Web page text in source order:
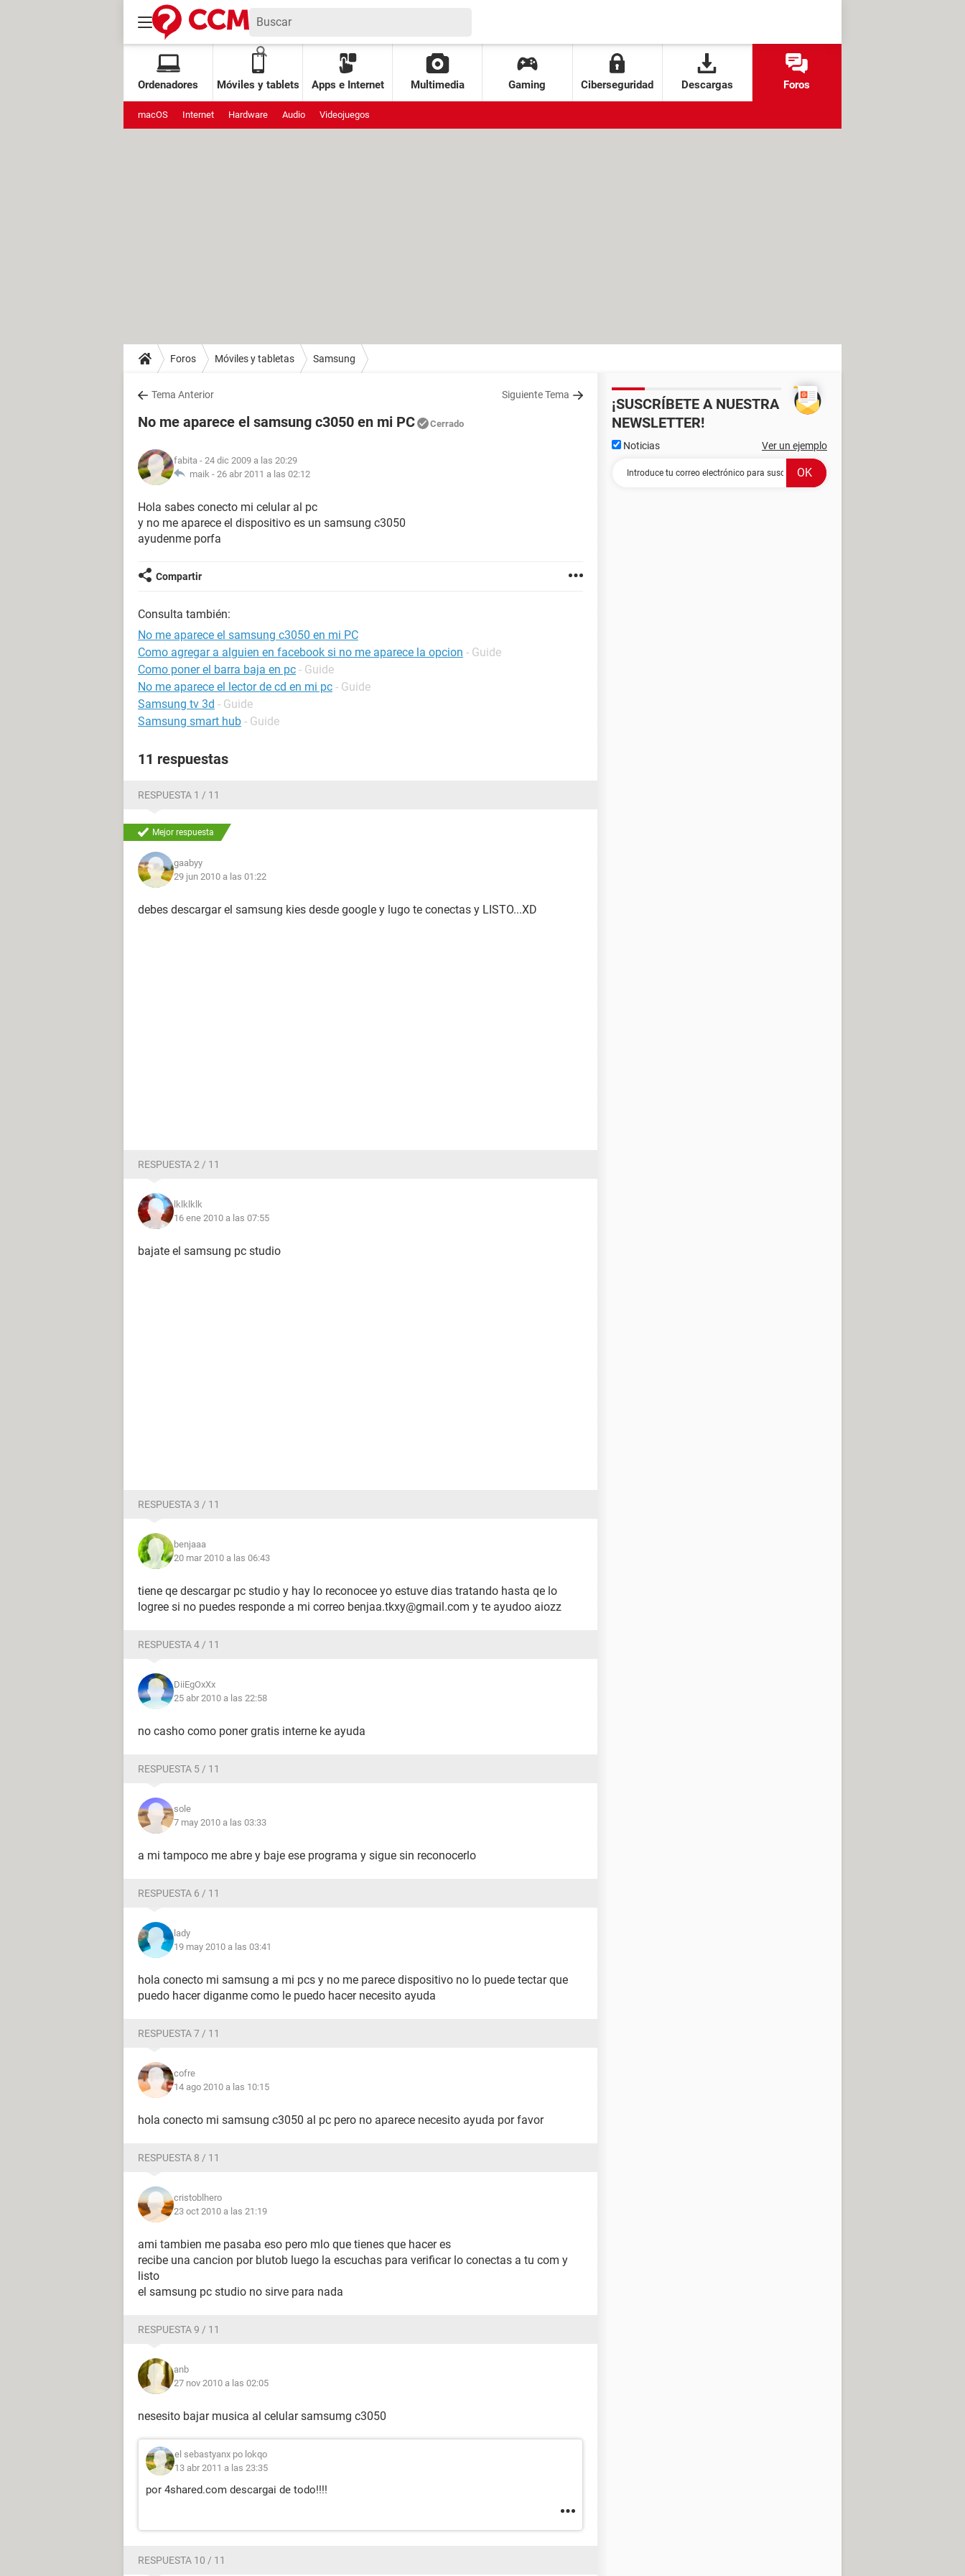
Ordenadores Móviles y tablets Apps e Internet Multimedia Gaming Ciberseguridad Descargas Foros
macOS Internet Hardware Audio Videojuegos
Foros Móviles y tabletas Samsung
Tema Anterior Siguiente Tema
No me aparece el samsung c3050 en mi PC Cerrado
fabita - 24 dic 2009 a las 20:29
maik - 26 abr 2011 a las 02:12
Hola sabes conecto mi celular al pc
y no me aparece el dispositivo es un samsung c3050
ayudenme porfa
Compartir
Consulta también:
No me aparece el samsung c3050 en mi PC
Como agregar a alguien en facebook si no me aparece la opcion - Guide
Como poner el barra baja en pc - Guide
No me aparece el lector de cd en mi pc - Guide
Samsung tv 3d - Guide
Samsung smart hub - Guide
11 respuestas
RESPUESTA 1 / 11
Mejor respuesta
gaabyy
29 jun 2010 a las 01:22
debes descargar el samsung kies desde google y lugo te conectas y LISTO...XD
RESPUESTA 2 / 11
lklklklk
16 ene 2010 a las 07:55
bajate el samsung pc studio
RESPUESTA 3 / 11
benjaaa
20 mar 2010 a las 06:43
tiene qe descargar pc studio y hay lo reconocee yo estuve dias tratando hasta qe lo
logree si no puedes responde a mi correo benjaa.tkxy@gmail.com y te ayudoo aiozz
RESPUESTA 4 / 11
DiiEgOxXx
25 abr 2010 a las 22:58
no casho como poner gratis interne ke ayuda
RESPUESTA 5 / 11
sole
7 may 2010 a las 03:33
a mi tampoco me abre y baje ese programa y sigue sin reconocerlo
RESPUESTA 6 / 11
lady
19 may 2010 a las 03:41
hola conecto mi samsung a mi pcs y no me parece dispositivo no lo puede tectar que
puedo hacer diganme como le puedo hacer necesito ayuda
RESPUESTA 7 / 11
cofre
14 ago 2010 a las 10:15
hola conecto mi samsung c3050 al pc pero no aparece necesito ayuda por favor
RESPUESTA 8 / 11
cristoblhero
23 oct 2010 a las 21:19
ami tambien me pasaba eso pero mlo que tienes que hacer es
recibe una cancion por blutob luego la escuchas para verificar lo conectas a tu com y
listo
el samsung pc studio no sirve para nada
RESPUESTA 9 / 11
anb
27 nov 2010 a las 02:05
nesesito bajar musica al celular samsumg c3050
el sebastyanx po lokqo
13 abr 2011 a las 23:35
por 4shared.com descargai de todo!!!!
RESPUESTA 10 / 11
¡SUSCRÍBETE A NUESTRA
NEWSLETTER!
Noticias Ver un ejemplo